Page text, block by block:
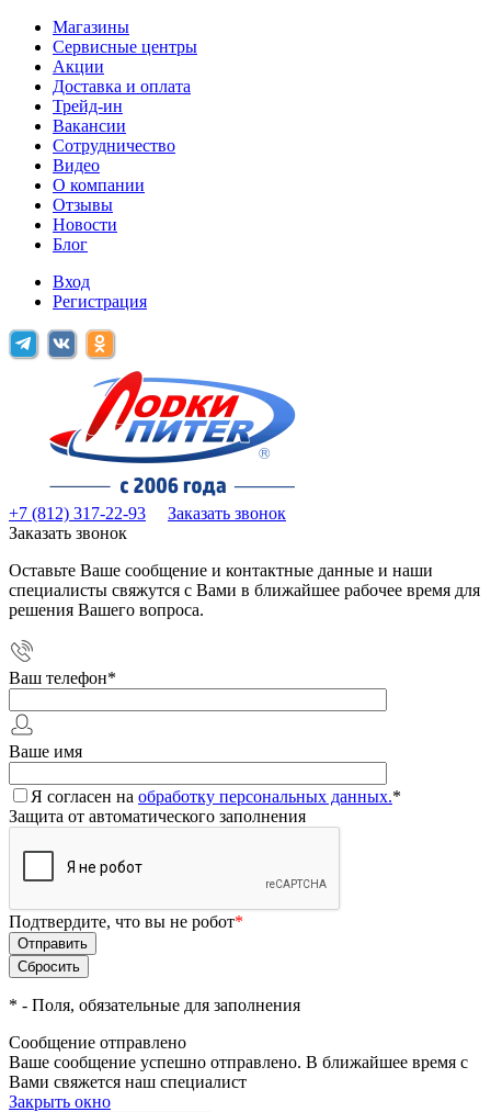
Магазины
Сервисные центры
Акции
Доставка и оплата
Трейд-ин
Вакансии
Сотрудничество
Видео
О компании
Отзывы
Новости
Блог
Вход
Регистрация
+7 (812) 317-22-93
Заказать звонок
Заказать звонок
Оставьте Ваше сообщение и контактные данные и наши
специалисты свяжутся с Вами в ближайшее рабочее время для
решения Вашего вопроса.
Ваш телефон*
Ваше имя
Я согласен на обработку персональных данных.*
Защита от автоматического заполнения
Подтвердите, что вы не робот*
* - Поля, обязательные для заполнения
Сообщение отправлено
Ваше сообщение успешно отправлено. В ближайшее время с
Вами свяжется наш специалист
Закрыть окно